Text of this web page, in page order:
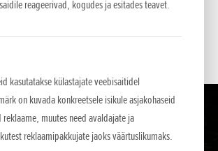
reageerivad, kogudes ja esitades teavet.
kasutatakse külastajate veebisaitidel
on kuvada konkreetsele isikule asjakohaseid
muutes need avaldajate ja
reklaamipakkujate jaoks väärtuslikumaks.